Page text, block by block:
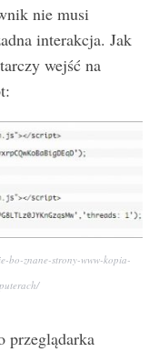
nie musi
interakcja. Jak
wejść na
bo-znane-strony-www-kopia-
przeglądarka